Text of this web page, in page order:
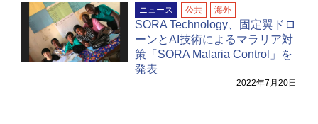
ニュース 公共 海外
SORA Technology、固定翼ドロ
ーンとAI技術によるマラリア対
策「SORA Malaria Control」を
発表
2022年7月20日